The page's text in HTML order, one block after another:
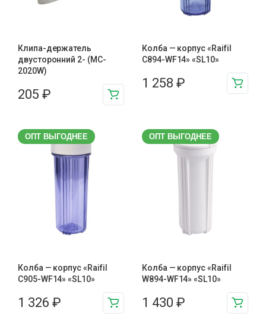
Клипа-держатель
двусторонний 2- (MC-
2020W)
205 ₽
Колба — корпус «Raifil
C894-WF14» «SL10»
1 258 ₽
ОПТ ВЫГОДНЕЕ
Колба — корпус «Raifil
C905-WF14» «SL10»
1 326 ₽
ОПТ ВЫГОДНЕЕ
Колба — корпус «Raifil
W894-WF14» «SL10»
1 430 ₽